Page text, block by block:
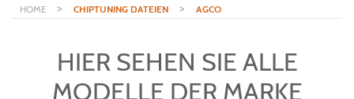
HOME > CHIPTUNING DATEIEN > AGCO
HIER SEHEN SIE ALLE
MODELLE DER MARKE